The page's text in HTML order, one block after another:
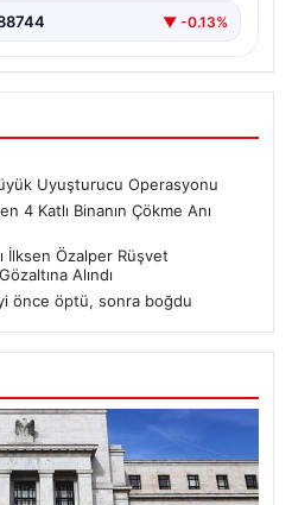
▼ -0.13%
Uyuşturucu Operasyonu
4 Katlı Binanın Çökme Anı
İlksen Özalper Rüşvet
Alındı
önce öptü, sonra boğdu